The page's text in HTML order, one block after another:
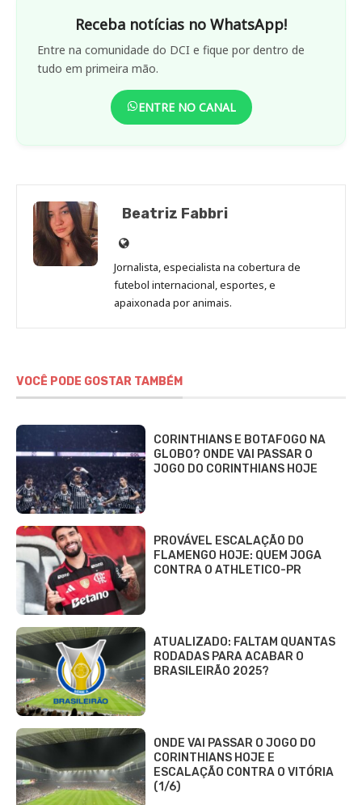
Receba notícias no WhatsApp!
Entre na comunidade do DCI e fique por dentro de
tudo em primeira mão.
ENTRE NO CANAL
Beatriz Fabbri
Site
de
Beatriz
Fabbri
Jornalista, especialista na cobertura de
futebol internacional, esportes, e
apaixonada por animais.
VOCÊ PODE GOSTAR TAMBÉM
CORINTHIANS E BOTAFOGO NA
GLOBO? ONDE VAI PASSAR O
JOGO DO CORINTHIANS HOJE
PROVÁVEL ESCALAÇÃO DO
FLAMENGO HOJE: QUEM JOGA
CONTRA O ATHLETICO-PR
ATUALIZADO: FALTAM QUANTAS
RODADAS PARA ACABAR O
BRASILEIRÃO 2025?
ONDE VAI PASSAR O JOGO DO
CORINTHIANS HOJE E
ESCALAÇÃO CONTRA O VITÓRIA
(1/6)